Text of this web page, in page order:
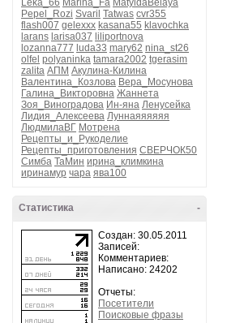
Leka_66 Marina_Fa MatyldaBelaya
Pepel_Rozi Svaril Tatwas cvr355
flash007 gelexxx kasana55 klavochka
larans larisa037 liliportnova
lozanna777 luda33 mary62 nina_st26
olfel polyaninka tamara2002 tgerasim
zalita АПМ Акулина-Килина
Валентина_Козлова Вера_Мосунова
Галина_Викторовна Жаннета
Зоя_Виноградова Ин-яна Ленусейка
Лидия_Алексеева Луннаяяяяяя
ЛюдмилаВГ Мотрена
Рецепты_и_Рукоделие
Рецепты_приготовления СВЕРЧОК50
Симба ТаМин ирина_климкина
иринамур чара ява100
-
Статистика
Создан: 30.05.2011
Записей:
Комментариев:
Написано: 24202
Отчеты:
Посетители
Поисковые фразы